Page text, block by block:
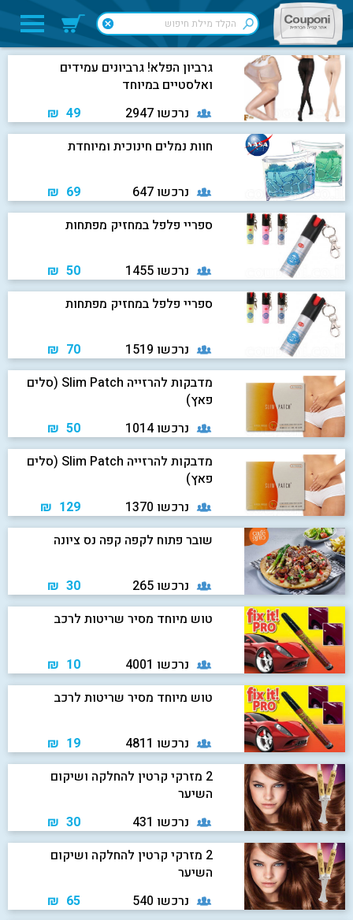
גרביון הפלא! גרביונים עמידים
ואלסטיים במיוחד
נרכשו 2947
49 ₪
חוות נמלים חינוכית ומיוחדת
נרכשו 647
69 ₪
ספריי פלפל במחזיק מפתחות
נרכשו 1455
50 ₪
ספריי פלפל במחזיק מפתחות
נרכשו 1519
70 ₪
מדבקות להרזייה Slim Patch (סלים
פאץ)
נרכשו 1014
50 ₪
מדבקות להרזייה Slim Patch (סלים
פאץ)
נרכשו 1370
129 ₪
שובר פתוח לקפה קפה נס ציונה
נרכשו 265
30 ₪
טוש מיוחד מסיר שריטות לרכב
נרכשו 4001
10 ₪
טוש מיוחד מסיר שריטות לרכב
נרכשו 4811
19 ₪
2 מזרקי קרטין להחלקה ושיקום
השיער
נרכשו 431
30 ₪
2 מזרקי קרטין להחלקה ושיקום
השיער
נרכשו 540
65 ₪